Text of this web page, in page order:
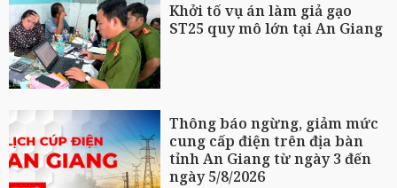
Khởi tố vụ án làm giả gạo
ST25 quy mô lớn tại An Giang
Thông báo ngừng, giảm mức
cung cấp điện trên địa bàn
tỉnh An Giang từ ngày 3 đến
ngày 5/8/2026